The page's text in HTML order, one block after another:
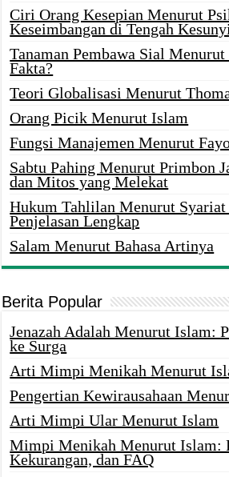
Ciri Orang Kesepian Menurut
Keseimbangan di Tengah
Tanaman Pembawa Sial
Fakta?
Teori Globalisasi Menurut
Orang Picik Menurut Islam
Fungsi Manajemen Menurut
Sabtu Pahing Menurut Primbon
dan Mitos yang Melekat
Hukum Tahlilan Menurut Syariat
Penjelasan Lengkap
Salam Menurut Bahasa Artinya
Berita Popular
Jenazah Adalah Menurut Islam:
ke Surga
Arti Mimpi Menikah Menurut
Pengertian Kewirausahaan
Arti Mimpi Ular Menurut Islam
Mimpi Menikah Menurut Islam:
Kekurangan, dan FAQ